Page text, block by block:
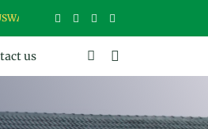
SANTUN, BER-WAWASAN,
us